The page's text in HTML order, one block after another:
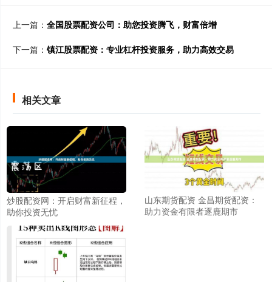
上一篇： 全国股票配资公司：助您投资腾飞，财富倍增
下一篇： 镇江股票配资：专业杠杆投资服务，助力高效交易
相关文章
炒股配资网：开启财富新征程，
助你投资无忧
山东期货配资 金昌期货配资：
助力资金有限者逐鹿期市